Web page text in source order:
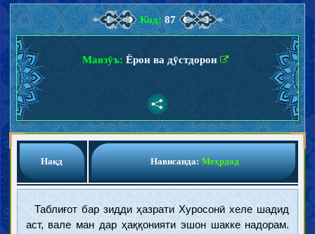
Код: 87
Мавзӯъ: Ёрон ва дӯстдорон
Нақд Нависанда: Меҳрдод
Таблиғот бар зидди ҳазрати Хуросонӣ хеле шадид
аст, вале ман дар ҳаққонияти эшон шакке надорам.